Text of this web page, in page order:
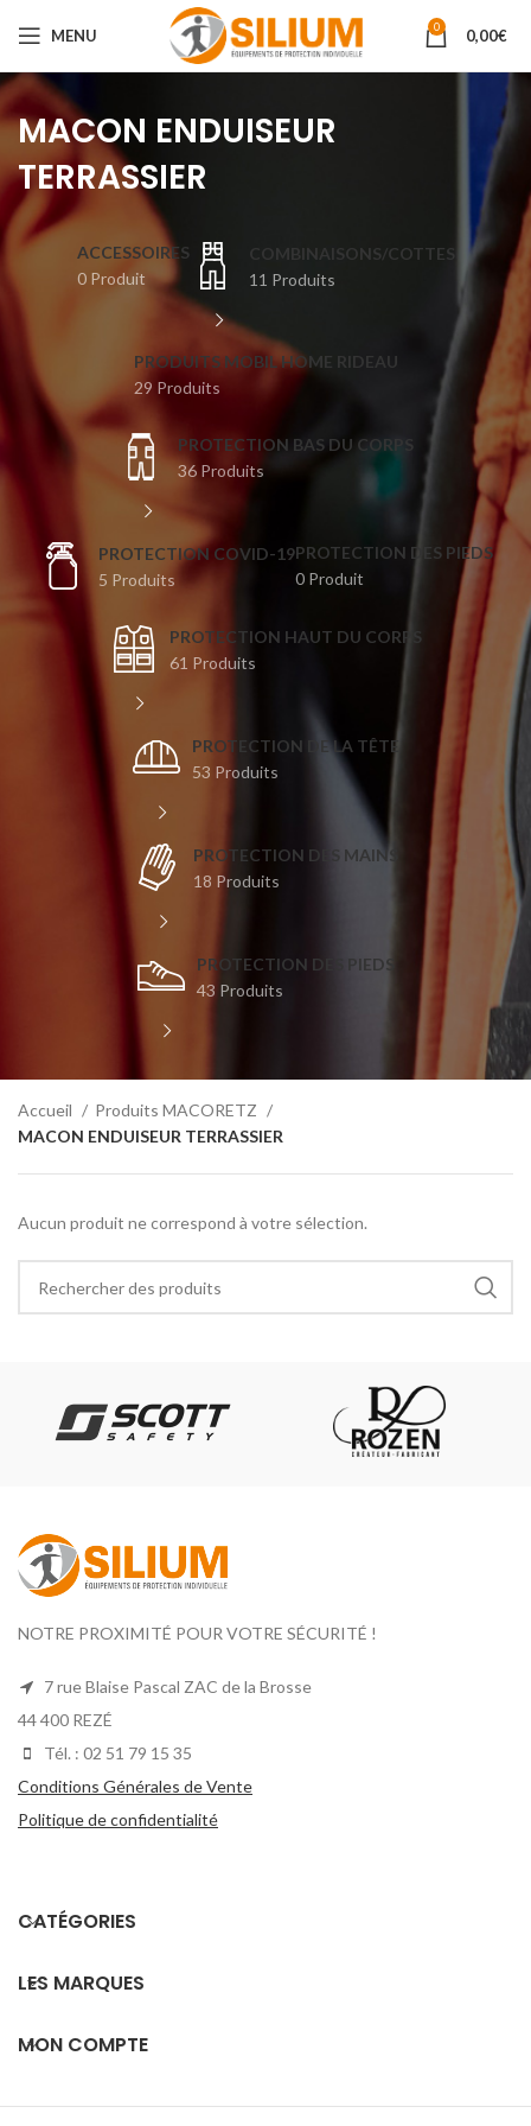
MENU 0 0,00€
MACON ENDUISEUR
TERRASSIER
ACCESSOIRES
0 Produit
COMBINAISONS/COTTES
11 Produits
PRODUITS MOBIL HOME RIDEAU
29 Produits
PROTECTION BAS DU CORPS
36 Produits
⁣PROTECTION COVID-19
5 Produits
PROTECTION DES PIEDS
0 Produit
PROTECTION HAUT DU CORPS
61 Produits
PROTECTION DE LA TÊTE
53 Produits
PROTECTION DES MAINS
18 Produits
PROTECTION DES PIEDS
43 Produits
Accueil
Produits MACORETZ
MACON ENDUISEUR TERRASSIER
Aucun produit ne correspond à votre sélection.
NOTRE PROXIMITÉ POUR VOTRE SÉCURITÉ !
7 rue Blaise Pascal ZAC de la Brosse
44 400 REZÉ
Tél. : 02 51 79 15 35
Conditions Générales de Vente
Politique de confidentialité
CATÉGORIES
LES MARQUES
MON COMPTE